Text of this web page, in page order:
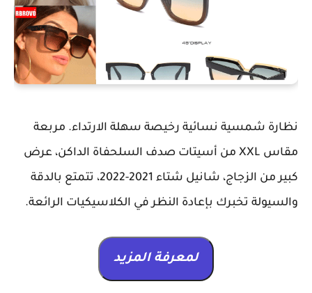
نظارة شمسية نسائية رخيصة سهلة الارتداء. مربعة
مقاس XXL من أسيتات صدف السلحفاة الداكن، عرض
كبير من الزجاج، شانيل شتاء 2021-2022، تتمتع بالدقة
والسيولة تخبرك بإعادة النظر في الكلاسيكيات الرائعة.
لمعرفة المزيد